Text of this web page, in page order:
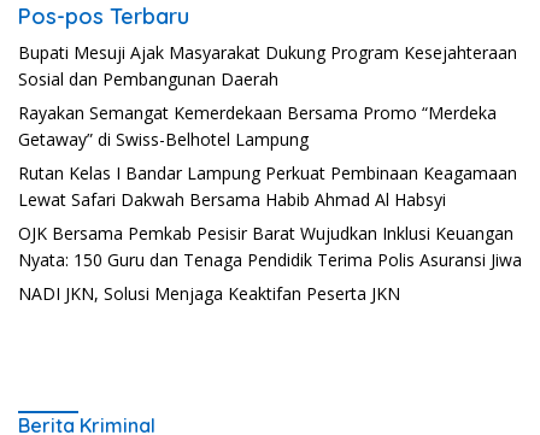
Pos-pos Terbaru
Bupati Mesuji Ajak Masyarakat Dukung Program Kesejahteraan
Sosial dan Pembangunan Daerah
Rayakan Semangat Kemerdekaan Bersama Promo “Merdeka
Getaway” di Swiss-Belhotel Lampung
Rutan Kelas I Bandar Lampung Perkuat Pembinaan Keagamaan
Lewat Safari Dakwah Bersama Habib Ahmad Al Habsyi
OJK Bersama Pemkab Pesisir Barat Wujudkan Inklusi Keuangan
Nyata: 150 Guru dan Tenaga Pendidik Terima Polis Asuransi Jiwa
NADI JKN, Solusi Menjaga Keaktifan Peserta JKN
Berita Kriminal